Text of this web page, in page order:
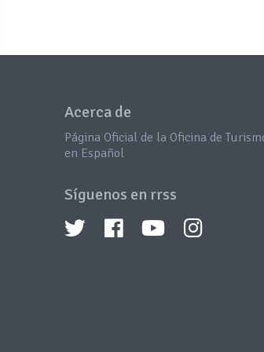
Acerca de
Página Oficial de la Oficina de
en Español
Síguenos en rrss